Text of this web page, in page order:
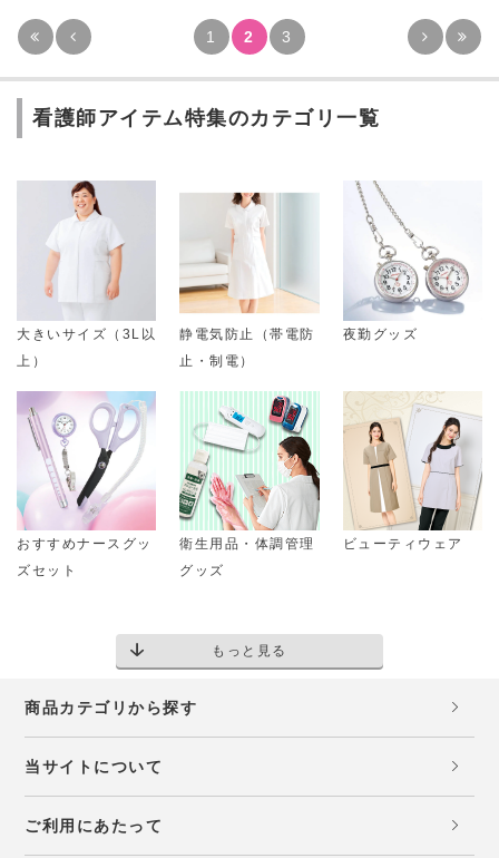
1 2 3
看護師アイテム特集のカテゴリ一覧
大きいサイズ（3L以
上）
静電気防止（帯電防
止・制電）
夜勤グッズ
おすすめナースグッ
ズセット
衛生用品・体調管理
グッズ
ビューティウェア
もっと見る
商品カテゴリから探す
当サイトについて
ご利用にあたって